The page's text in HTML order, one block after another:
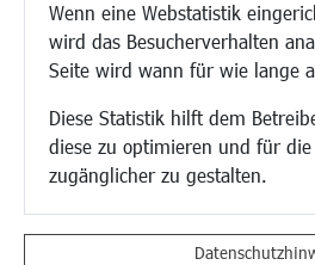
Wenn eine Webstatistik
wird das Besucherverhalten
Seite wird wann für wie lange
Diese Statistik hilft dem
diese zu optimieren und für die
zugänglicher zu gestalten.
Stadtbücherei
Stadtarchiv
Museen
Hotels/Unterkünfte
Gastronomie
Kunstszene
Vereine und Institutionen